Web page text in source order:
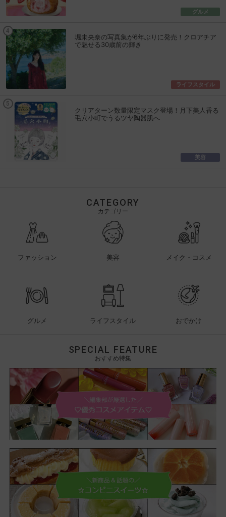
グルメ
堀未央奈の写真集が6年ぶりに発売！クロアチア
で魅せる30歳前の輝き
ライフスタイル
クリアターン数量限定マスク登場！月下美人香る
毛穴小町でうるツヤ陶器肌へ
美容
CATEGORY
カテゴリー
ファッション 美容 メイク・コスメ
グルメ ライフスタイル おでかけ
SPECIAL FEATURE
おすすめ特集